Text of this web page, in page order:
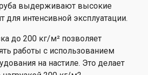
выдерживают высокие
для интенсивной эксплуатации.
до 200 кг/м² позволяет
работы с использованием
на настиле. Это делает